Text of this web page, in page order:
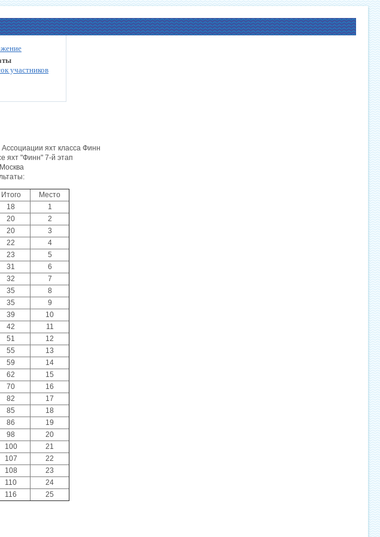
участников
яхт класса Финн
яхт "Финн" 7-й этап
Итого
Место
18
1
20
2
20
3
22
4
23
5
31
6
32
7
35
8
35
9
39
10
42
11
51
12
55
13
59
14
62
15
70
16
82
17
85
18
86
19
98
20
100
21
107
22
108
23
110
24
116 25